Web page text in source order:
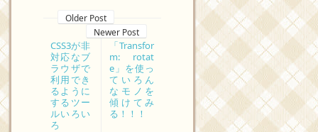
Older Post
Newer Post
「Transfor
m: rotat
e」を使っ
ていろん
なモノを
傾けてみ
る！！！
CSS3が非
対応なブ
ラウザで
利用でき
るように
するツー
ルいろい
ろ